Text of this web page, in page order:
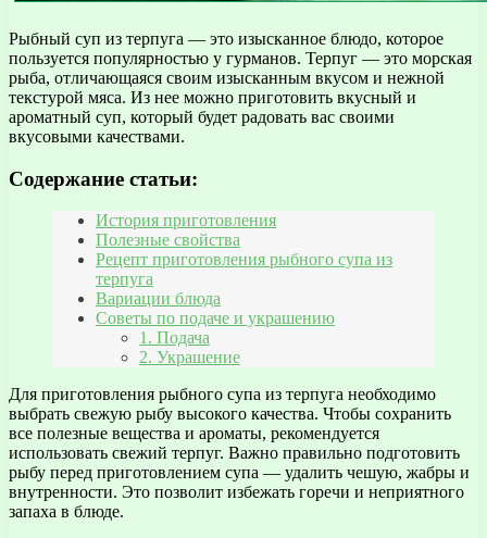
Рыбный суп из терпуга — это изысканное блюдо, которое
пользуется популярностью у гурманов. Терпуг — это морская
рыба, отличающаяся своим изысканным вкусом и нежной
текстурой мяса. Из нее можно приготовить вкусный и
ароматный суп, который будет радовать вас своими
вкусовыми качествами.
Содержание статьи:
История приготовления
Полезные свойства
Рецепт приготовления рыбного супа из
терпуга
Вариации блюда
Советы по подаче и украшению
1. Подача
2. Украшение
Для приготовления рыбного супа из терпуга необходимо
выбрать свежую рыбу высокого качества. Чтобы сохранить
все полезные вещества и ароматы, рекомендуется
использовать свежий терпуг. Важно правильно подготовить
рыбу перед приготовлением супа — удалить чешую, жабры и
внутренности. Это позволит избежать горечи и неприятного
запаха в блюде.